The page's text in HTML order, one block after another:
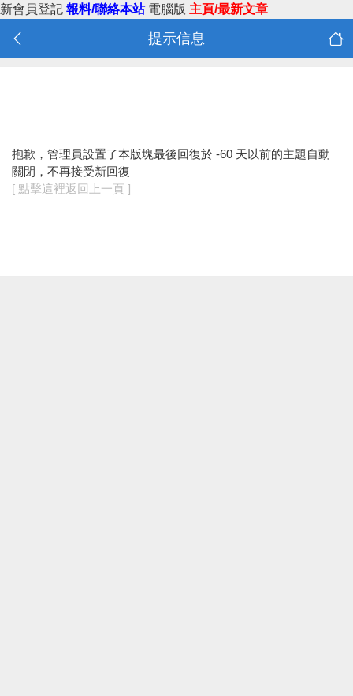
新會員登記 報料/聯絡本站 電腦版 主頁/最新文章
提示信息
抱歉，管理員設置了本版塊最後回復於 -60 天以前的主題自動
關閉，不再接受新回復
[ 點擊這裡返回上一頁 ]